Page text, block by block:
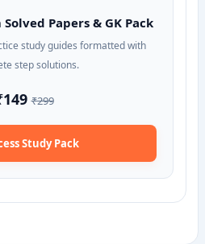
Papers & GK Pack
study guides formatted with
step solutions.
₹299
Study Pack